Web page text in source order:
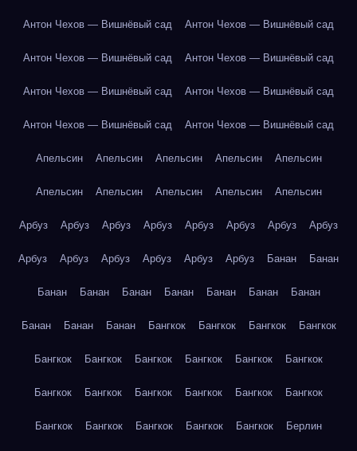
Антон Чехов — Вишнёвый сад Антон Чехов — Вишнёвый сад
Антон Чехов — Вишнёвый сад Антон Чехов — Вишнёвый сад
Антон Чехов — Вишнёвый сад Антон Чехов — Вишнёвый сад
Антон Чехов — Вишнёвый сад Антон Чехов — Вишнёвый сад
Апельсин Апельсин Апельсин Апельсин Апельсин
Апельсин Апельсин Апельсин Апельсин Апельсин
Арбуз Арбуз Арбуз Арбуз Арбуз Арбуз Арбуз Арбуз
Арбуз Арбуз Арбуз Арбуз Арбуз Арбуз Банан Банан
Банан Банан Банан Банан Банан Банан Банан
Банан Банан Банан Бангкок Бангкок Бангкок Бангкок
Бангкок Бангкок Бангкок Бангкок Бангкок Бангкок
Бангкок Бангкок Бангкок Бангкок Бангкок Бангкок
Бангкок Бангкок Бангкок Бангкок Бангкок Берлин